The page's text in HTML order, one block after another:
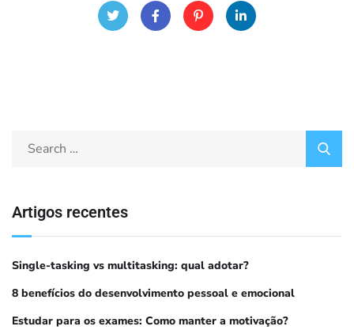
Artigos recentes
Single-tasking vs multitasking: qual adotar?
8 benefícios do desenvolvimento pessoal e emocional
Estudar para os exames: Como manter a motivação?